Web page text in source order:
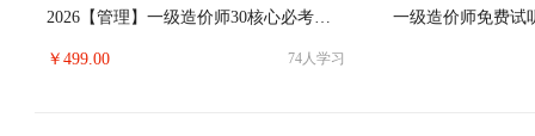
2026【管理】一级造价师30核心必考点精析班
￥ 499.00 74人学习
一级造价师免费试